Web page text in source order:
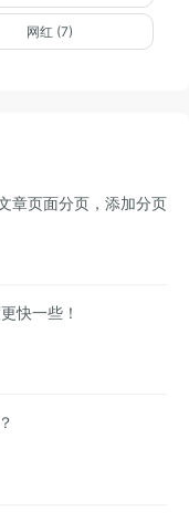
网红 (7)
章页面分页，添加分页
快一些！